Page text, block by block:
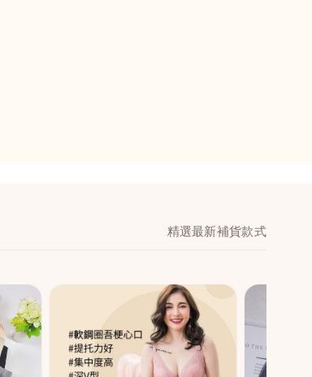
精選最新補貨款式